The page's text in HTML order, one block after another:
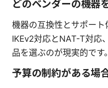
どのベンダーの機器
機器の互換性とサポート
IKEv2対応とNAT-T対応
品を選ぶのが現実的です。
予算の制約がある場